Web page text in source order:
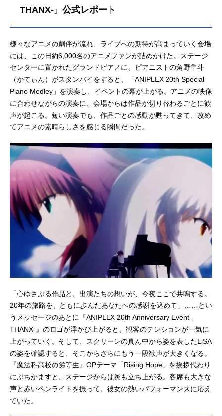
THANX-」公式レポート
様々なアニメの劇伴が流れ、ライブへの期待が高まっていく会場
には、この日約6,000名のアニメファンが詰めかけた。ステージ
センターに置かれたグランドピアノに、ピアニストの角野隼斗
（かてぃん）がスタンバイをすると、「ANIPLEX 20th Special
Piano Medley」を演奏し、イベントの幕が上がる。アニメの映像
に合わせながらの演奏に、会場からは作品が切り替わるごとに歓
声が起こる。短い演奏でも、作品ごとの感動が甦ってきて、改め
てアニメの素晴らしさを感じる瞬間だった。
「心ゆさぶる作品と、出演たちの想いが、今夜ここで共鳴する。
20年の旅路を、ともに歩んだあなたへの感謝を込めて」……とい
うメッセージのあとに『ANIPLEX 20th Anniversary Event -
THANX-』のロゴが浮かび上がると、観客のテンションが一気に
上がっていく。そして、スクリーンの真ん中から姿を表したLiSA
の姿を確認すると、そこからさらにもう一段歓声が大きくなる。
『魔法科高校の劣等生』OPテーマ「Rising Hope」を挨拶代わり
にぶちかますと、ステージからは炎も立ち上がる。客席も大きな
声と赤いペンライトを振って、彼女の熱いパフォーマンスに応え
ていた。